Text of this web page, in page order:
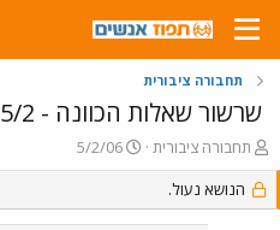
תחבורה ציבורית
שרשור שאלות הכוונה - 5/2
פ
ו
ת
ח
תחבורה ציבורית
פ
ו
ס
5/2/06
הנושא נעול.